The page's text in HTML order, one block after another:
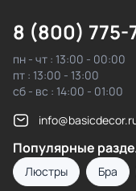
8 (800) 775-
пн - чт : 13:00 - 00:00
пт : 13:00 - 13:00
сб - вс : 14:00 - 01:00
Популярные
Люстры Бра